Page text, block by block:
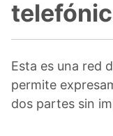
Esta es una red
permite
dos partes sin